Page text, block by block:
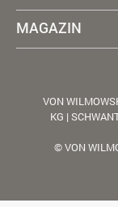
MAGAZIN
VON
KG |
© VON